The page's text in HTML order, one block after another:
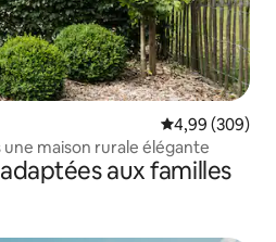
Note
4,99 (309)
maison rurale élégante
aux familles